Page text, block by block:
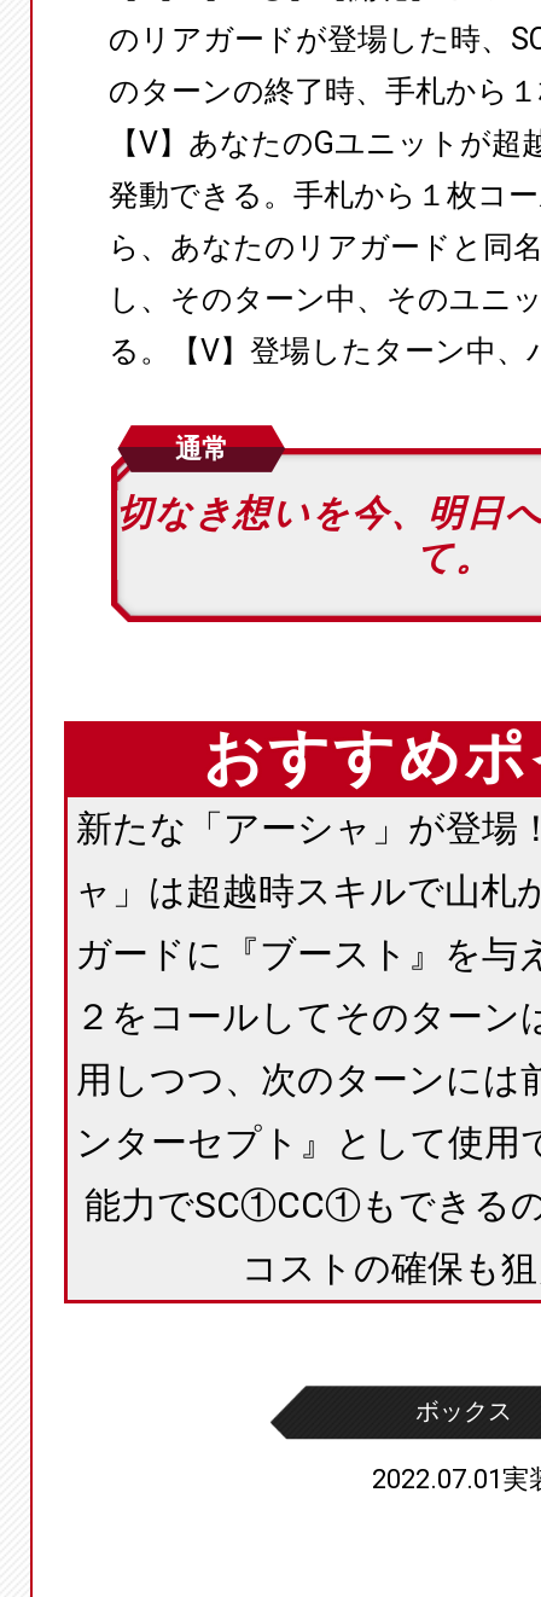
のリアガードが登場した時、
のターンの終了時、手札から
【V】あなたのGユニットが
発動できる。手札から１枚コ
ら、あなたのリアガードと同
し、そのターン中、そのユニ
る。【V】登場したターン中、
通常
切なき想いを今、明日
て。
おすすめ
新たな「アーシャ」が登場
ャ」は超越時スキルで山札
ガードに『ブースト』を与
２をコールしてそのターン
用しつつ、次のターンには
ンターセプト』として使用
能力でSC①CC①もできる
コストの確保も
ボックス
2022.07.01実